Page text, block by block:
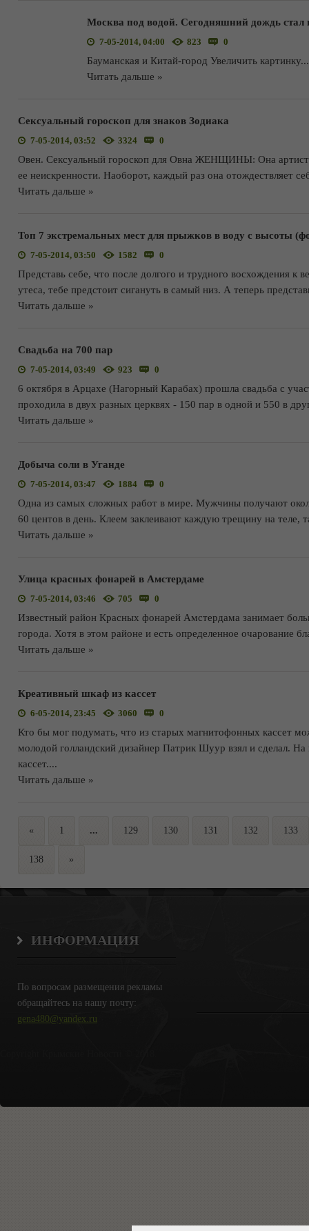
Москва под водой. Сегодняшний дождь стал
7-05-2014, 04:00 823 0
Бауманская и Китай-город Увеличить картинку...
Читать дальше »
Сексуальный гороскоп для знаков Зодиака
7-05-2014, 03:52 3324 0
Овен. Сексуальный гороскоп для Овна ЖЕНЩИНЫ: Она
ее неискренности. Наоборот, каждый раз она отождествляет
Читать дальше »
Топ 7 экстремальных мест для прыжков в воду с высоты
7-05-2014, 03:50 1582 0
Представь себе, что после долгого и трудного восхождения к
утеса, тебе предстоит сигануть в самый низ. А теперь
Читать дальше »
Свадьба на 700 пар
7-05-2014, 03:49 923 0
6 октября в Арцахе (Нагорный Карабах) прошла свадьба с
проходила в двух разных церквях - 150 пар в одной и 550 в
Читать дальше »
Добыча соли в Уганде
7-05-2014, 03:47 1884 0
Одна из самых сложных работ в мире. Мужчины получают
60 центов в день. Клеем заклеивают каждую трещину на теле,
Читать дальше »
Улица красных фонарей в Амстердаме
7-05-2014, 03:46 705 0
Известный район Красных фонарей Амстердама занимает
города. Хотя в этом районе и есть определенное очарование
Читать дальше »
Креативный шкаф из кассет
6-05-2014, 23:45 3060 0
Кто бы мог подумать, что из старых магнитофонных кассет
молодой голландский дизайнер Патрик Шуур взял и сделал.
кассет....
Читать дальше »
« 1 ... 129 130 131 132 133
138 »
ИНФОРМАЦИЯ
По вопросам размещения рекламы
обращайтесь на нашу почту:
gena480@yandex.ru